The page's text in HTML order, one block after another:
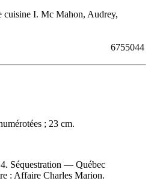
I. Mc Mahon, Audrey,
6755044
; 23 cm.
Séquestration — Québec
: Affaire Charles Marion.